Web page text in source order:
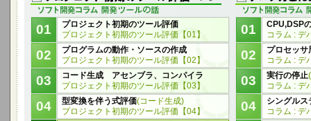
01
プロジェクト初期のツール評価
プロジェクト初期のツール評価【01】
02
プログラムの動作・ソースの作成
プロジェクト初期のツール評価【02】
03
コード生成 アセンブラ、コンパイラ
プロジェクト初期のツール評価【03】
04 型変換を伴う式評価(コード生成)
プロジェクト初期のツール評価【04】
01
CPU,DSP
コラム : デ
02
プロセッサ
コラム : デ
03 実行の停止
コラム : デ
04
シングルス
コラム : デ